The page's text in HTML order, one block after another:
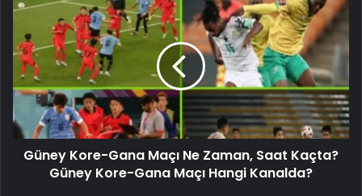
Güney Kore-Gana Maçı Ne Zaman, Saat Kaçta?
Güney Kore-Gana Maçı Hangi Kanalda?